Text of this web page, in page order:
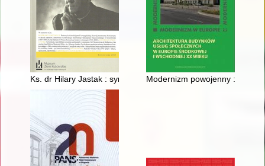
Ks. dr Hilary Jastak : syn ziemi kaszubskiejModernizm powojenny :